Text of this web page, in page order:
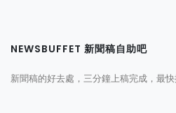
NEWSBUFFET 新聞稿自助吧
新聞稿的好去處，三分鐘上稿完成，最